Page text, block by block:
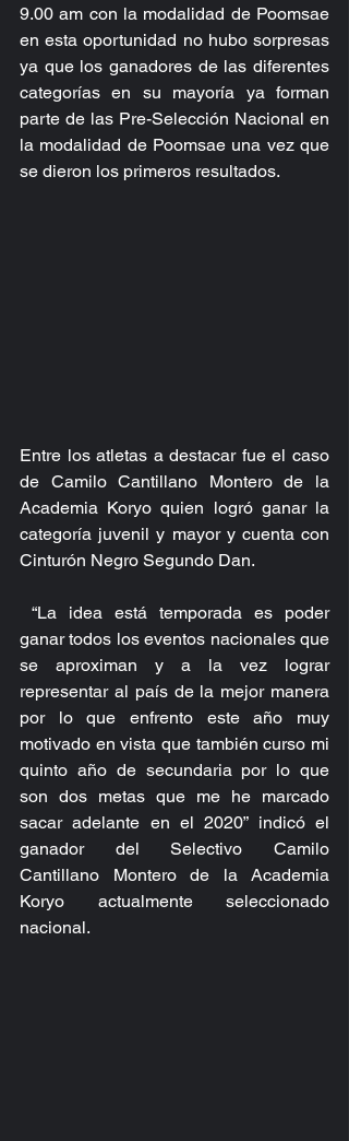
9.00 am con la modalidad de Poomsae
en esta oportunidad no hubo sorpresas
ya que los ganadores de las diferentes
categorías en su mayoría ya forman
parte de las Pre-Selección Nacional en
la modalidad de Poomsae una vez que
se dieron los primeros resultados.
Entre los atletas a destacar fue el caso
de Camilo Cantillano Montero de la
Academia Koryo quien logró ganar la
categoría juvenil y mayor y cuenta con
Cinturón Negro Segundo Dan.
ganar todos los eventos nacionales que
se aproximan y a la vez lograr
representar al país de la mejor manera
por lo que enfrento este año muy
motivado en vista que también curso mi
quinto año de secundaria por lo que
son dos metas que me he marcado
sacar adelante en el 2020” indicó el
ganador del Selectivo Camilo
Cantillano Montero de la Academia
Koryo actualmente seleccionado
nacional.